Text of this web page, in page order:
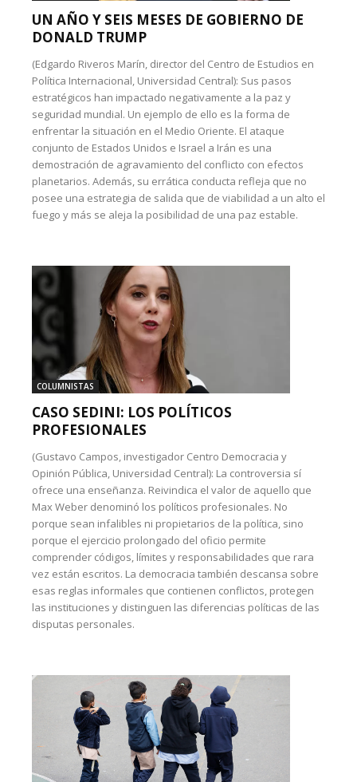
UN AÑO Y SEIS MESES DE GOBIERNO DE
DONALD TRUMP
(Edgardo Riveros Marín, director del Centro de Estudios en
Política Internacional, Universidad Central): Sus pasos
estratégicos han impactado negativamente a la paz y
seguridad mundial. Un ejemplo de ello es la forma de
enfrentar la situación en el Medio Oriente. El ataque
conjunto de Estados Unidos e Israel a Irán es una
demostración de agravamiento del conflicto con efectos
planetarios. Además, su errática conducta refleja que no
posee una estrategia de salida que de viabilidad a un alto el
fuego y más se aleja la posibilidad de una paz estable.
COLUMNISTAS
CASO SEDINI: LOS POLÍTICOS
PROFESIONALES
(Gustavo Campos, investigador Centro Democracia y
Opinión Pública, Universidad Central): La controversia sí
ofrece una enseñanza. Reivindica el valor de aquello que
Max Weber denominó los políticos profesionales. No
porque sean infalibles ni propietarios de la política, sino
porque el ejercicio prolongado del oficio permite
comprender códigos, límites y responsabilidades que rara
vez están escritos. La democracia también descansa sobre
esas reglas informales que contienen conflictos, protegen
las instituciones y distinguen las diferencias políticas de las
disputas personales.